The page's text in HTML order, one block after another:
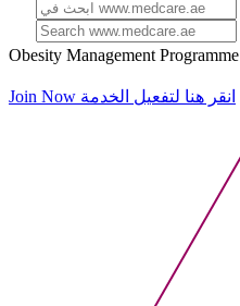
Obesity Management Programme
Join Now انقر هنا لتفعيل الخدمة